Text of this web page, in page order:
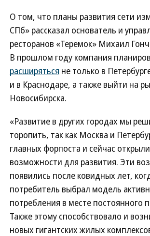
О том, что планы развития сети
СПб» рассказал основатель и
ресторанов «Теремок» Михаил
В прошлом году компания
расширяться не только в
и в Краснодаре, а также выйти на
Новосибирска.
«Развитие в других городах мы
торопить, так как Москва и
главных форпоста и сейчас
возможности для развития. Эти
появились после ковидных лет,
потребитель выбрал модель
потребления в месте постоянного
Также этому способствовало и
новых гигантских жилых